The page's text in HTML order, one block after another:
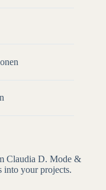
Claudia D. Mode &
into your projects.